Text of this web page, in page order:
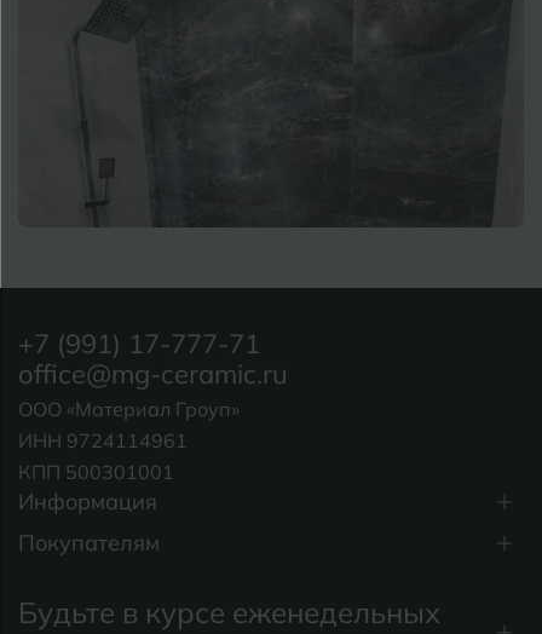
Информация
Покупателям
+7 (991) 17-777-71
office@mg-ceramic.ru
ООО «Материал Гроуп»
ИНН 9724114961
КПП 500301001
Будьте в курсе еженедельных